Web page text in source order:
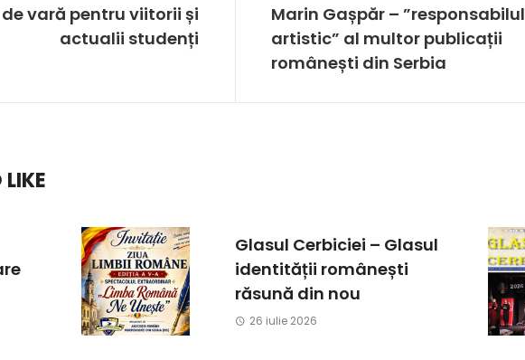
vară pentru viitorii și
actualii studenți
Marin Gașpăr – ”responsabilul
artistic” al multor publicații
românești din Serbia
Glasul Cerbiciei – Glasul
identității românești
răsună din nou
26 iulie 2026